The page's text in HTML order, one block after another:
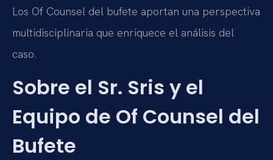
Los Of Counsel del bufete aportan una perspectiva
multidisciplinaria que enriquece el análisis del
caso.
Sobre el Sr. Sris y el
Equipo de Of Counsel del
Bufete